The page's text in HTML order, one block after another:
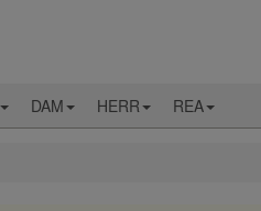
DAM HERR REA